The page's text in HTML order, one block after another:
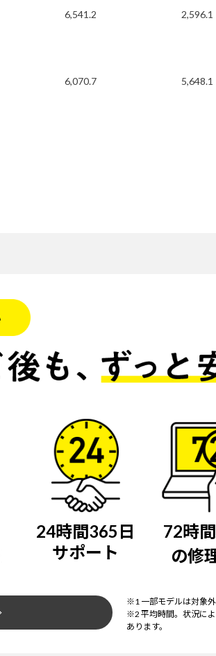
6,541.2
2,596.1
6,070.7
5,648.1
24時間365日
サポート
72時
の修
※1 一部モデルは対象外
※2 平均時間。状況に
あります。